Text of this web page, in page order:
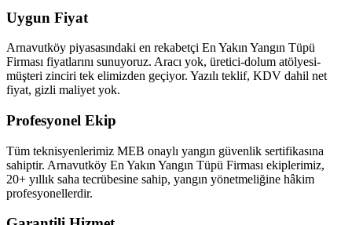
Uygun Fiyat
Arnavutköy piyasasındaki en rekabetçi En Yakın Yangın Tüpü
Firması fiyatlarını sunuyoruz. Aracı yok, üretici-dolum atölyesi-
müşteri zinciri tek elimizden geçiyor. Yazılı teklif, KDV dahil net
fiyat, gizli maliyet yok.
Profesyonel Ekip
Tüm teknisyenlerimiz MEB onaylı yangın güvenlik sertifikasına
sahiptir. Arnavutköy En Yakın Yangın Tüpü Firması ekiplerimiz,
20+ yıllık saha tecrübesine sahip, yangın yönetmeliğine hâkim
profesyonellerdir.